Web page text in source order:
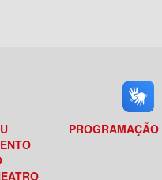
PROGRAMAÇÃO